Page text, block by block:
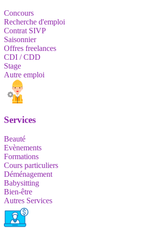
Concours
Recherche d'emploi
Contrat SIVP
Saisonnier
Offres freelances
CDI / CDD
Stage
Autre emploi
Services
Beauté
Evènements
Formations
Cours particuliers
Déménagement
Babysitting
Bien-être
Autres Services